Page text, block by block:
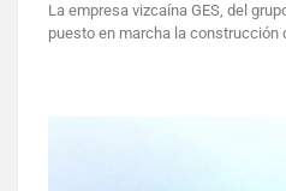
La empresa vizcaína GES, del
puesto en marcha la